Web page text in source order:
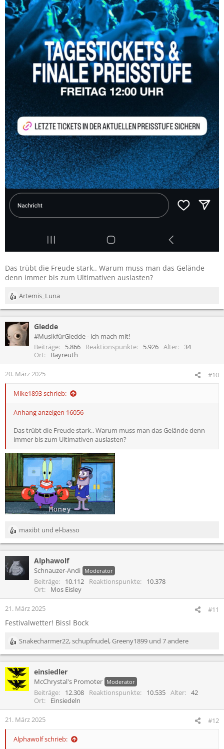
Das trübt die Freude stark.. Warum muss man das Gelände
denn immer bis zum Ultimativen auslasten?
R
e
k
t
i
n
e
Artemis_Luna
Gledde
#MusikfürGledde - ich mach mit!
Beiträge
5.866 Reaktionspunkte 5.926 Alter
34
Ort
Bayreuth
20. März 2025 #10
Mike1893 schrieb:
Anhang anzeigen 16056
Das trübt die Freude stark.. Warum muss man das Gelände denn
immer bis zum Ultimativen auslasten?
R
e
t
i
n
e
:
maxibt und el-basso
Alphawolf
Schnauzer-Andi Moderator
Beiträge 10.112 Reaktionspunkte
10.378
Ort
Mos Eisley
21. März 2025 #11
Festivalwetter! Bissl Bock
R
e
k
t
i
n
e
Snakecharmer22,schupfnudel,Greeny1899 und 7 andere
einsiedler
McChrystal's Promoter Moderator
Beiträge 12.308 Reaktionspunkte 10.535 Alter
42
Ort
Einsiedeln
21. März 2025 #12
Alphawolf schrieb: